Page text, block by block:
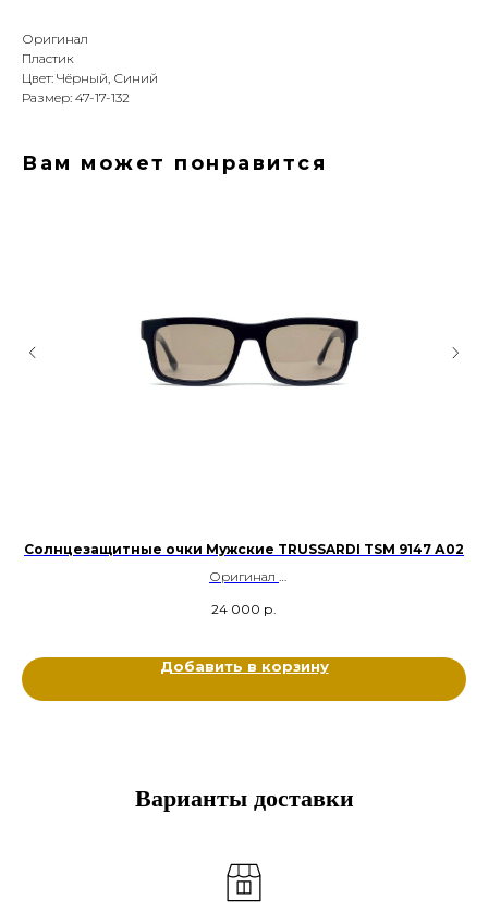
Оригинал
Пластик
Цвет: Чёрный, Синий
Размер: 47-17-132
Вам может понравится
Солнцезащитные очки Мужские TRUSSARDI TSM 9147 А02
Оригинал
Цвет: Черный, Серый, Золотой
24 000 р.
Добавить в корзину
Варианты доставки